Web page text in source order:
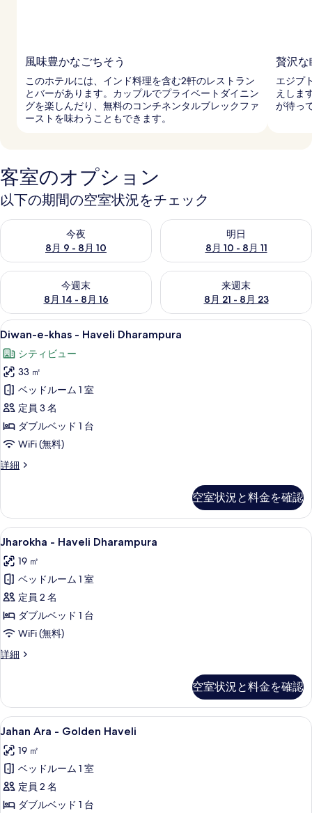
ジ
ホ
テ
ル
の
写
真
ギ
ャ
ラ
リ
ー
風味豊かなごちそう
このホテルには、インド料理を含む2軒のレストラン
とバーがあります。カップルでプライベートダイニン
グを楽しんだり、無料のコンチネンタルブレックファ
ーストを味わうこともできます。
贅沢な
エジプ
えしま
が待っ
客室のオプション
以下の期間の空室状況をチェック
今夜
8月 9 - 8月 10
今夜 8月 9 - 8月 10 の空室状況をチェック
明日
8月 10 - 8月 11
明日 8月 10 - 8月 11 の空室状
今週末
8月 14 - 8月 16
今週末 8月 14 - 8月 16 の空室状況をチェック
来週末
8月 21 - 8月 23
来週末 8月 21 - 8月 23 の空室
Diwan-
e-
khas
-
Haveli
Dharampura
の
す
べ
写
真
を
表
示
す
る
エジプト綿のシーツ、高級寝具、羽
6
Diwan-e-khas - Haveli Dharampura
シティビュー
33 ㎡
ベッドルーム 1 室
定員 3 名
ダブルベッド 1 台
WiFi (無料)
詳細
Diwan-
Haveli
Dharampura
の
細
空室状況と料金を確認
Jharokha
-
Haveli
Dharampura
の
す
べ
て
真
を
表
示
す
る
エジプト綿のシーツ、高級寝具、羽
6
Jharokha - Haveli Dharampura
19 ㎡
ベッドルーム 1 室
定員 2 名
ダブルベッド 1 台
WiFi (無料)
詳細
Jharokha
の
詳
細
空室状況と料金を確認
Jahan
Ara
-
Golden
Haveli
の
Jahan Ara - Golden Haveli | エジプ
9
Jahan Ara - Golden Haveli
19 ㎡
ベッドルーム 1 室
定員 2 名
ダブルベッド 1 台